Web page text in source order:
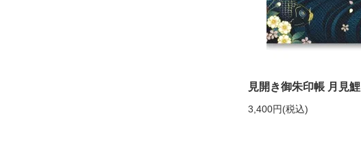
見開き御朱印帳 月見鯉
3,400円(税込)